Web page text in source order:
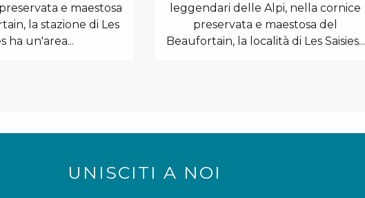
e maestosa
la stazione di Les
ha un'area...
leggendari delle Alpi, nella cornice
preservata e maestosa del
Beaufortain, la località di Les Saisies...
UNISCITI A NOI